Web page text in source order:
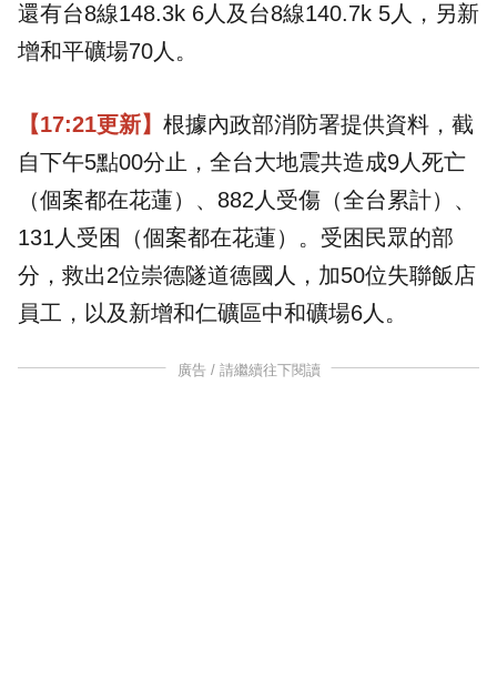
還有台8線148.3k 6人及台8線140.7k 5人，另新
增和平礦場70人。
【17:21更新】 根據內政部消防署提供資料，截
自下午5點00分止，全台大地震共造成9人死亡
（個案都在花蓮）、882人受傷（全台累計）、
131人受困（個案都在花蓮）。受困民眾的部
分，救出2位崇德隧道德國人，加50位失聯飯店
員工，以及新增和仁礦區中和礦場6人。
廣告 / 請繼續往下閱讀